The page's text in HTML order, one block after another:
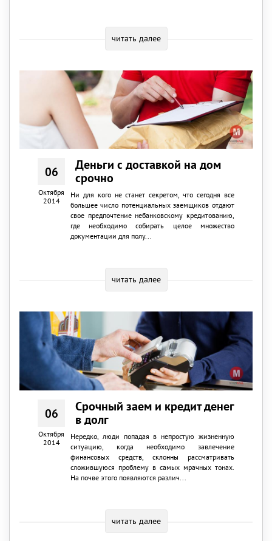
читать далее
06
Октября
2014
Деньги с доставкой на дом
срочно
Ни для кого не станет секретом, что сегодня все
большее число потенциальных заемщиков отдают
свое предпочтение небанковскому кредитованию,
где необходимо собирать целое множество
документации для полу...
читать далее
06
Октября
2014
Срочный заем и кредит денег
в долг
Нередко, люди попадая в непростую жизненную
ситуацию, когда необходимо завлечение
финансовых средств, склонны рассматривать
сложившуюся проблему в самых мрачных тонах.
На почве этого появляются различ...
читать далее